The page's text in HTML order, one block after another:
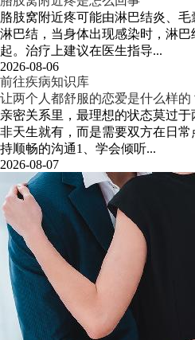
胳肢窝附近疼可能由淋巴结炎、
淋巴结，当身体出现感染时，淋
起。治疗上建议在医生指导...
2026-08-06
前往疾病知识库
让两个人都舒服的恋爱是什么样
亲密关系里，最理想的状态莫过
非天生就有，而是需要双方在日
持顺畅的沟通1、学会倾听...
2026-08-07